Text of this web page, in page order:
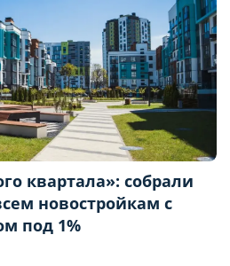
квартала»: собрали
новостройкам с
под 1%